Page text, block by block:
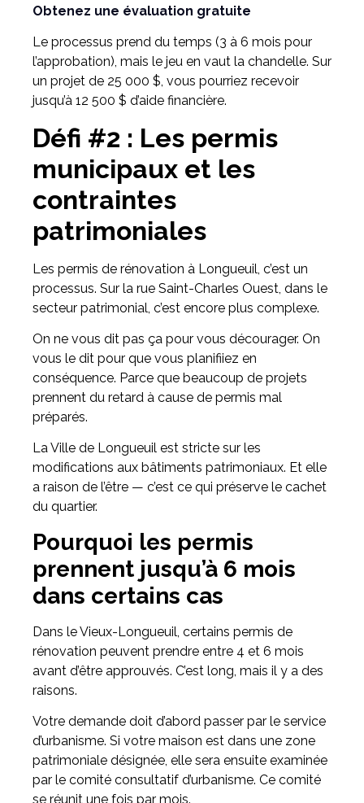
Obtenez une évaluation gratuite
Le processus prend du temps (3 à 6 mois pour
l’approbation), mais le jeu en vaut la chandelle. Sur
un projet de 25 000 $, vous pourriez recevoir
jusqu’à 12 500 $ d’aide financière.
Défi #2 : Les permis
municipaux et les
contraintes
patrimoniales
Les permis de rénovation à Longueuil, c’est un
processus. Sur la rue Saint-Charles Ouest, dans le
secteur patrimonial, c’est encore plus complexe.
On ne vous dit pas ça pour vous décourager. On
vous le dit pour que vous planifiiez en
conséquence. Parce que beaucoup de projets
prennent du retard à cause de permis mal
préparés.
La Ville de Longueuil est stricte sur les
modifications aux bâtiments patrimoniaux. Et elle
a raison de l’être — c’est ce qui préserve le cachet
du quartier.
Pourquoi les permis
prennent jusqu’à 6 mois
dans certains cas
Dans le Vieux-Longueuil, certains permis de
rénovation peuvent prendre entre 4 et 6 mois
avant d’être approuvés. C’est long, mais il y a des
raisons.
Votre demande doit d’abord passer par le service
d’urbanisme. Si votre maison est dans une zone
patrimoniale désignée, elle sera ensuite examinée
par le comité consultatif d’urbanisme. Ce comité
se réunit une fois par mois.